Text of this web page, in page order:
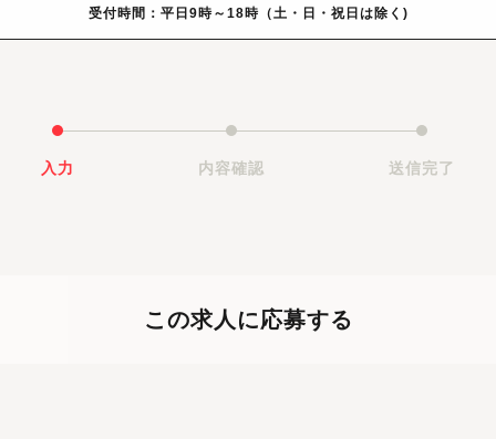
受付時間：平日9時～18時（土・日・祝日は除く)
入力 内容確認 送信完了
この求人に応募する